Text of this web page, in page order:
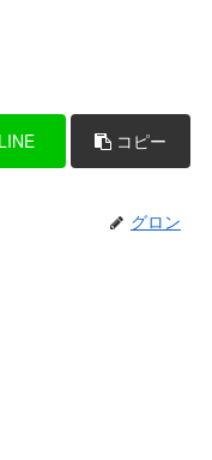
LINE コピー
グロン